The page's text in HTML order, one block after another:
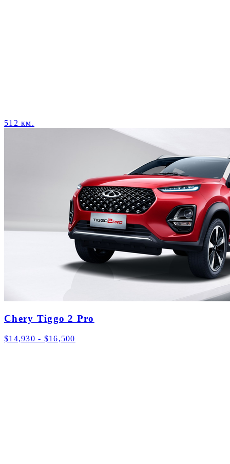
512 км.
Chery Tiggo 2 Pro
$14,930 - $16,500